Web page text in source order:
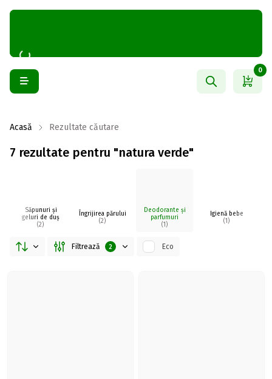
0
Acasă Rezultate căutare
7 rezultate pentru "natura verde"
Săpunuri și
geluri de duș
(2)
Îngrijirea părului
(2)
Deodorante și
parfumuri
(1)
Igienă bebe
(1)
Filtrează 2 Eco